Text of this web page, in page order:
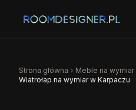
Strona główna Meble na wymiar
Wiatrołap na wymiar w Karpaczu